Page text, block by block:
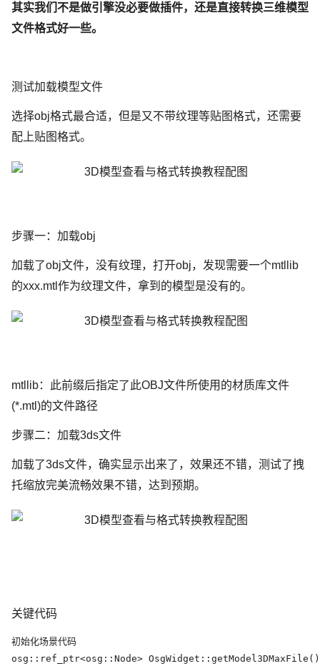
其实我们不是做引擎没必要做插件，还是直接转换三维模型
文件格式好一些。
测试加载模型文件
选择obj格式最合适，但是又不带纹理等贴图格式，还需要
配上贴图格式。
步骤一：加载obj
加载了obj文件，没有纹理，打开obj，发现需要一个mtllib
的xxx.mtl作为纹理文件，拿到的模型是没有的。
mtllib：此前缀后指定了此OBJ文件所使用的材质库文件
(*.mtl)的文件路径
步骤二：加载3ds文件
加载了3ds文件，确实显示出来了，效果还不错，测试了拽
托缩放完美流畅效果不错，达到预期。
关键代码
初始化场景代码
osg::ref_ptr<osg::Node> OsgWidget::getModel3DMaxFile()